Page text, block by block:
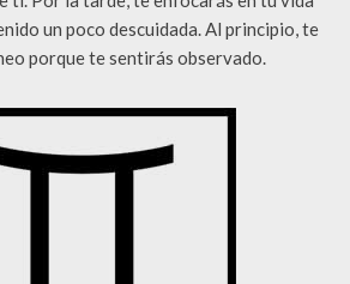
un poco descuidada. Al principio, te
porque te sentirás observado.